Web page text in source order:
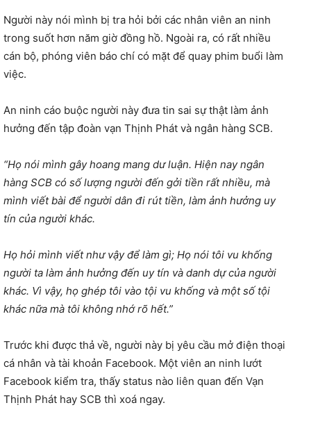
Người này nói mình bị tra hỏi bởi các nhân viên an ninh
trong suốt hơn năm giờ đồng hồ. Ngoài ra, có rất nhiều
cán bộ, phóng viên báo chí có mặt để quay phim buổi làm
việc.
An ninh cáo buộc người này đưa tin sai sự thật làm ảnh
hưởng đến tập đoàn vạn Thịnh Phát và ngân hàng SCB.
“Họ nói mình gây hoang mang dư luận. Hiện nay ngân
hàng SCB có số lượng người đến gởi tiền rất nhiều, mà
mình viết bài để người dân đi rút tiền, làm ảnh hưởng uy
tín của người khác.
Họ hỏi mình viết như vậy để làm gì; Họ nói tôi vu khống
người ta làm ảnh hưởng đến uy tín và danh dự của người
khác. Vì vậy, họ ghép tôi vào tội vu khống và một số tội
khác nữa mà tôi không nhớ rõ hết.”
Trước khi được thả về, người này bị yêu cầu mở điện thoại
cá nhân và tài khoản Facebook. Một viên an ninh lướt
Facebook kiểm tra, thấy status nào liên quan đến Vạn
Thịnh Phát hay SCB thì xoá ngay.